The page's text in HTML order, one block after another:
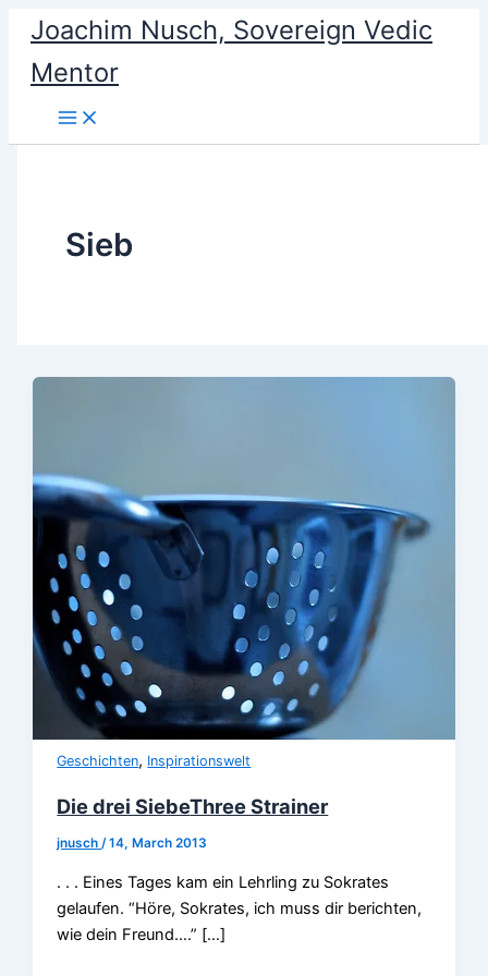
content
Joachim Nusch, Sovereign Vedic
Mentor
Sieb
Geschichten, Inspirationswelt
Die drei SiebeThree Strainer
jnusch/14, March 2013
. . . Eines Tages kam ein Lehrling zu Sokrates
gelaufen. “Höre, Sokrates, ich muss dir berichten,
wie dein Freund….” […]